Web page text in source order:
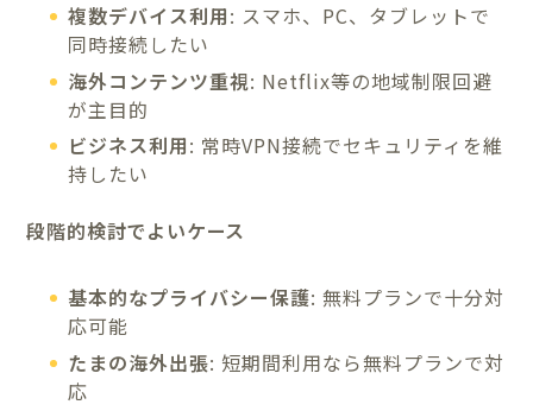
複数デバイス利用: スマホ、PC、タブレットで
同時接続したい
海外コンテンツ重視: Netflix等の地域制限回避
が主目的
ビジネス利用: 常時VPN接続でセキュリティを維
持したい
段階的検討でよいケース
基本的なプライバシー保護: 無料プランで十分対
応可能
たまの海外出張: 短期間利用なら無料プランで対
応